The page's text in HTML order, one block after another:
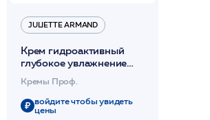
JULIETTE ARMAND
Крем гидроактивный
глубокое увлажнение
280мл /JA
Кремы Проф.
войдите чтобы увидеть
цены